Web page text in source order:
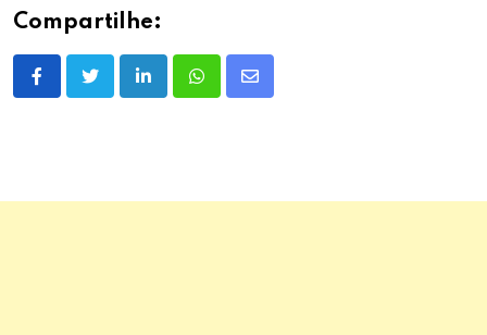
Compartilhe:
LinkedInWhatsappShare